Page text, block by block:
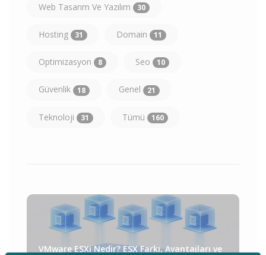
Web Tasarım Ve Yazılım 30
Hosting 31 Domain 11
Optimizasyon 8 Seo 10
Güvenlik 18 Genel 21
Teknoloji 31 Tümü 160
VMware ESXi Nedir? ESX Farkı, Avantajları ve